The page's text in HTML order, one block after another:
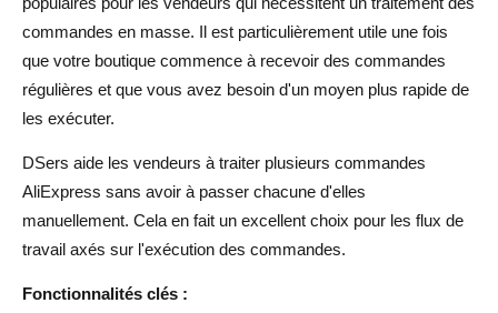
commandes en masse. Il est particulièrement utile une fois
que votre boutique commence à recevoir des commandes
régulières et que vous avez besoin d'un moyen plus rapide de
les exécuter.
DSers aide les vendeurs à traiter plusieurs commandes
AliExpress sans avoir à passer chacune d'elles
manuellement. Cela en fait un excellent choix pour les flux de
travail axés sur l'exécution des commandes.
Fonctionnalités clés :